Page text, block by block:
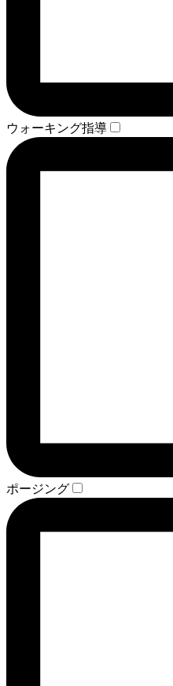
ウォーキング指導
ポージング